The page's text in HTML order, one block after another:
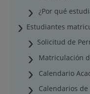
¿Por qué
Estudiantes
Solicitud de
Matriculación
Calendario
Calendarios de